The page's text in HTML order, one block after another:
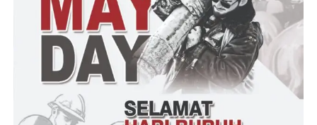
Sekretaris KBPII Kota Serang
(Ody Mahdodi – Red)
Post Views: